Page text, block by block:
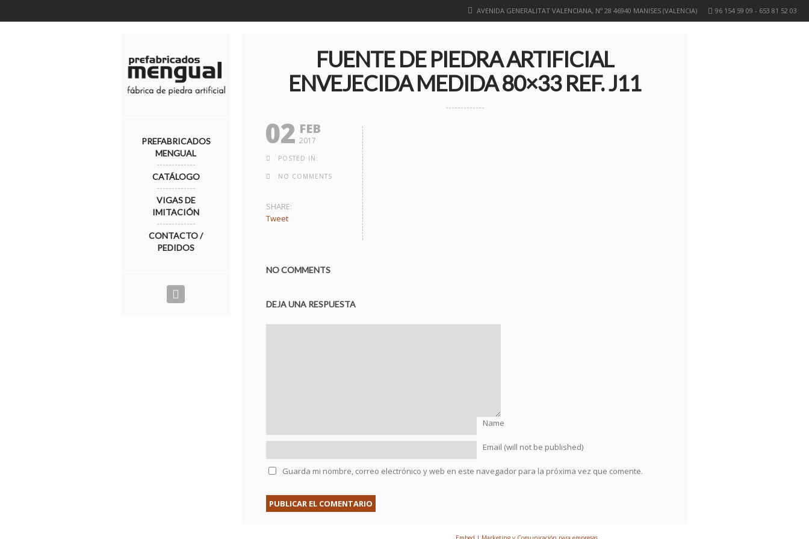
96 154 59 09 - 653 81 52 03
AVENIDA GENERALITAT VALENCIANA, Nº 28 46940 MANISES (VALENCIA)
PREFABRICADOS
MENGUAL
CATÁLOGO
VIGAS DE
IMITACIÓN
CONTACTO /
PEDIDOS
FUENTE DE PIEDRA ARTIFICIAL
ENVEJECIDA MEDIDA 80×33 REF. J11
02 FEB
2017
POSTED IN:
NO COMMENTS
SHARE:
Tweet
NO COMMENTS
DEJA UNA RESPUESTA
Name
Email (will not be published)
Guarda mi nombre, correo electrónico y web en este navegador para la próxima vez que comente.